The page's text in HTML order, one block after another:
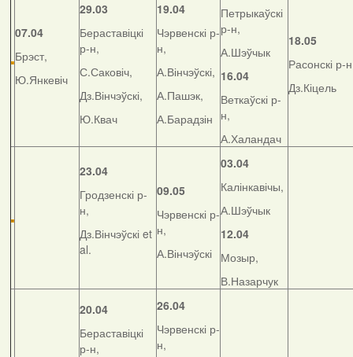
07.04
Брэст,
Ю.Янкевіч
29.03
Бераставіцкі
р-н,
С.Саковіч,
Дз.Вінчэўскі,
Ю.Квач
19.04
Чэрвенскі р-
н,
А.Вінчэўскі,
А.Пашэк,
А.Барадзін
Петрыкаўскі
р-н,
А.Шэўчык
16.04
Веткаўскі р-
н,
А.Халандач
18.05
Расонскі р-
Дз.Кіцель
23.04
Гродзенскі р-
н,
Дз.Вінчэўскі et
al.
09.05
Чэрвенскі р-
н,
А.Вінчэўскі
03.04
Калінкавічы,
А.Шэўчык
12.04
Мозыр,
В.Назарчук
20.04
Бераставіцкі
р-н,
26.04
Чэрвенскі р-
н,